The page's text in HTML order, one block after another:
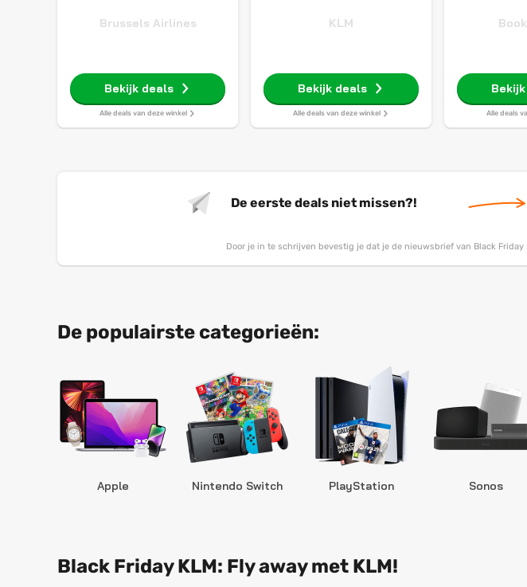
Brussels Airlines
Bekijk deals
Alle deals van deze winkel
KLM
Bekijk deals
Alle deals van deze winkel Alle deals
De eerste deals niet missen?!
Door je in te schrijven bevestig je dat je de nieuwsbrief van Black
De populairste categorieën:
Apple Nintendo Switch PlayStation Sonos
Black Friday KLM: Fly away met KLM!